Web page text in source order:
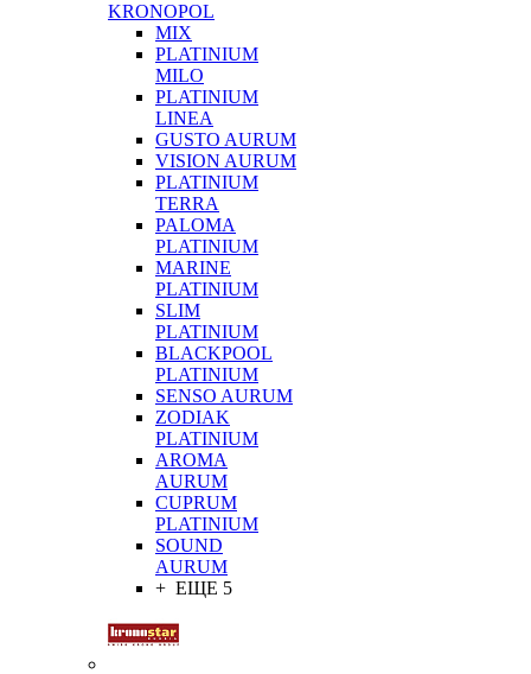
KRONOPOL
MIX
PLATINIUM
MILO
PLATINIUM
LINEA
GUSTO AURUM
VISION AURUM
PLATINIUM
TERRA
PALOMA
PLATINIUM
MARINE
PLATINIUM
SLIM
PLATINIUM
BLACKPOOL
PLATINIUM
SENSO AURUM
ZODIAK
PLATINIUM
AROMA
AURUM
CUPRUM
PLATINIUM
SOUND
AURUM
+ ЕЩЕ 5